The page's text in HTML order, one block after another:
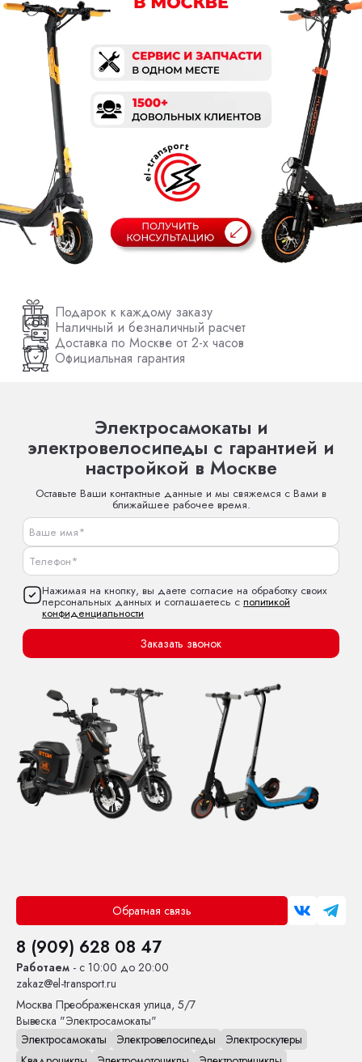
Подарок к каждому заказу
Наличный и безналичный расчет
Доставка по Москве от 2-х часов
Официальная гарантия
Электросамокаты и
электровелосипеды с гарантией и
настройкой в Москве
Оставьте Ваши контактные данные и мы свяжемся с Вами в
ближайшее рабочее время.
Нажимая на кнопку, вы даете согласие на обработку своих
персональных данных и соглашаетесь с политикой
конфиденциальности
Заказать звонок
Обратная связь
8 (909) 628 08 47
Работаем - с 10:00 до 20:00
zakaz@el-transport.ru
Москва Преображенская улица, 5/7
Вывеска "Электросамокаты"
Электросамокаты
Электровелосипеды
Электроскутеры